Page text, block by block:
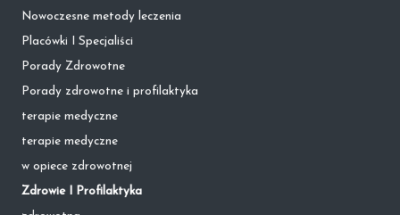
Nowoczesne metody leczenia
Placówki I Specjaliści
Porady Zdrowotne
Porady zdrowotne i profilaktyka
terapie medyczne
terapie medyczne
w opiece zdrowotnej
Zdrowie I Profilaktyka